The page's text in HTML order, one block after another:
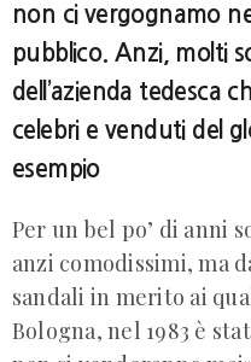
non ci vergognamo
pubblico. Anzi, molti
dell’azienda tedesca
celebri e venduti del
esempio
Per un bel po’ di anni
anzi comodissimi, ma
sandali in merito ai
Bologna, nel 1983 è